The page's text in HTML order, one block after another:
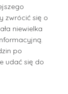
zwrócić się o
niewielka
po
udać się do